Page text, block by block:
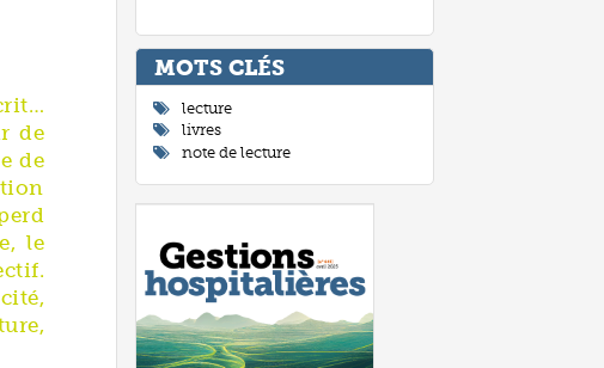
de
de
le
MOTS CLÉ
lecture
livres
note de lecture